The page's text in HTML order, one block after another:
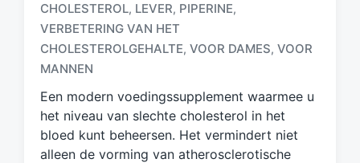
e
t
a
g
m
e
t
CHOLESTEROL, LEVER, PIPERINE,
VERBETERING VAN HET
CHOLESTEROLGEHALTE, VOOR DAMES, VOOR
MANNEN
Een modern voedingssupplement waarmee u
het niveau van slechte cholesterol in het
bloed kunt beheersen. Het vermindert niet
alleen de vorming van atherosclerotische